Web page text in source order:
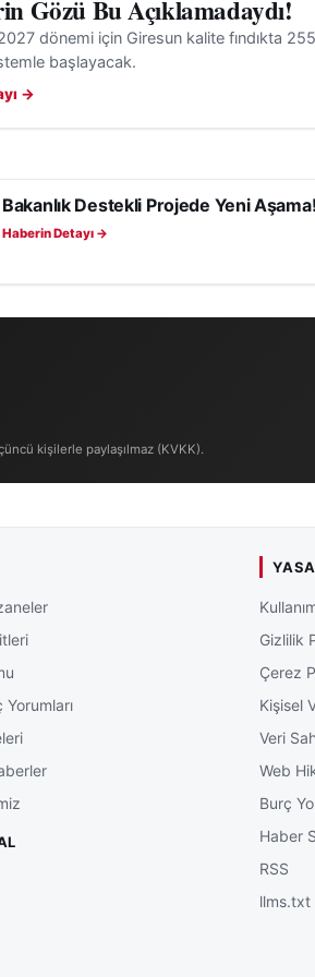
Gözü Bu Açıklamadaydı!
dönemi için Giresun kalite fındıkta
başlayacak.
→
EKONOMI
Bakanlık Destekli Projede Yeni Aşama!
Haberin Detayı →
kişilerle paylaşılmaz (KVKK).
Yorumları
Gizlilik
Çerez
Kişisel
Veri
Web
Burç
Haber
RSS
llms.txt